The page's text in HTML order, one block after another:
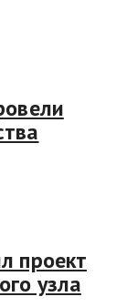
проект
узла